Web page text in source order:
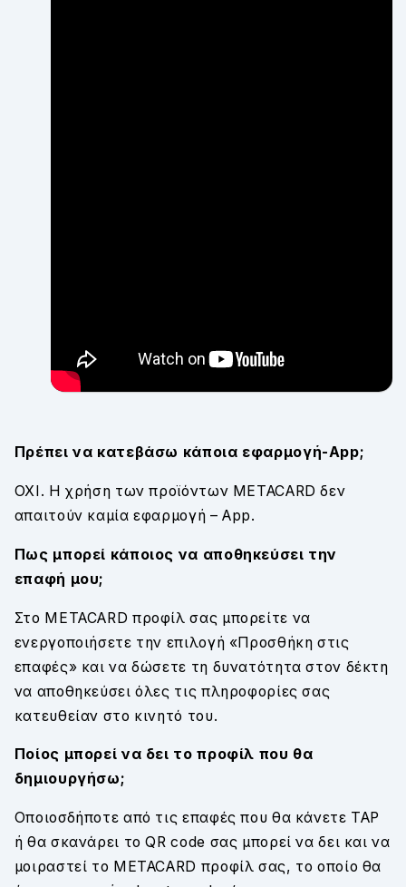
Πρέπει να κατεβάσω κάποια εφαρμογή-App;
ΟΧΙ. Η χρήση των προϊόντων METACARD δεν
απαιτούν καμία εφαρμογή – App.
Πως μπορεί κάποιος να αποθηκεύσει την
επαφή μου;
Στο METACARD προφίλ σας μπορείτε να
ενεργοποιήσετε την επιλογή «Προσθήκη στις
επαφές» και να δώσετε τη δυνατότητα στον δέκτη
να αποθηκεύσει όλες τις πληροφορίες σας
κατευθείαν στο κινητό του.
Ποίος μπορεί να δει το προφίλ που θα
δημιουργήσω;
Οποιοσδήποτε από τις επαφές που θα κάνετε ΤΑΡ
ή θα σκανάρει το QR code σας μπορεί να δει και να
μοιραστεί το METACARD προφίλ σας, το οποίο θα